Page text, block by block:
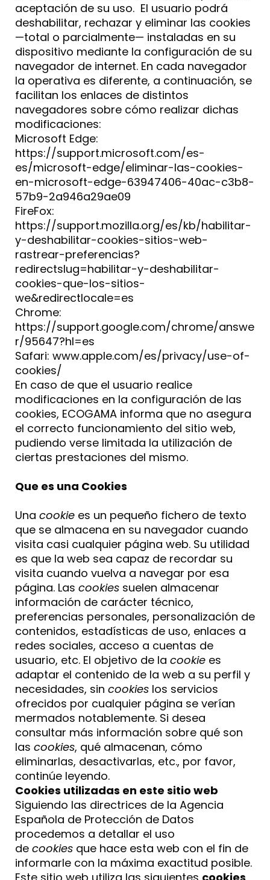
aceptación de su uso. El usuario podrá
deshabilitar, rechazar y eliminar las cookies
—total o parcialmente— instaladas en su
dispositivo mediante la configuración de su
navegador de internet. En cada navegador
la operativa es diferente, a continuación, se
facilitan los enlaces de distintos
navegadores sobre cómo realizar dichas
modificaciones:
Microsoft Edge:
https://support.microsoft.com/es-
es/microsoft-edge/eliminar-las-cookies-
en-microsoft-edge-63947406-40ac-c3b8-
57b9-2a946a29ae09
FireFox:
https://support.mozilla.org/es/kb/habilitar-
y-deshabilitar-cookies-sitios-web-
rastrear-preferencias?
redirectslug=habilitar-y-deshabilitar-
cookies-que-los-sitios-
we&redirectlocale=es
Chrome:
https://support.google.com/chrome/answe
r/95647?hl=es
Safari: www.apple.com/es/privacy/use-of-
cookies/
En caso de que el usuario realice
modificaciones en la configuración de las
cookies, ECOGAMA informa que no asegura
el correcto funcionamiento del sitio web,
pudiendo verse limitada la utilización de
ciertas prestaciones del mismo.
Que es una Cookies
Una cookie es un pequeño fichero de texto
que se almacena en su navegador cuando
visita casi cualquier página web. Su utilidad
es que la web sea capaz de recordar su
visita cuando vuelva a navegar por esa
página. Las cookies suelen almacenar
información de carácter técnico,
preferencias personales, personalización de
contenidos, estadísticas de uso, enlaces a
redes sociales, acceso a cuentas de
usuario, etc. El objetivo de la cookie es
adaptar el contenido de la web a su perfil y
necesidades, sin cookies los servicios
ofrecidos por cualquier página se verían
mermados notablemente. Si desea
consultar más información sobre qué son
las cookies, qué almacenan, cómo
eliminarlas, desactivarlas, etc., por favor,
continúe leyendo.
Cookies utilizadas en este sitio web
Siguiendo las directrices de la Agencia
Española de Protección de Datos
procedemos a detallar el uso
de cookies que hace esta web con el fin de
informarle con la máxima exactitud posible.